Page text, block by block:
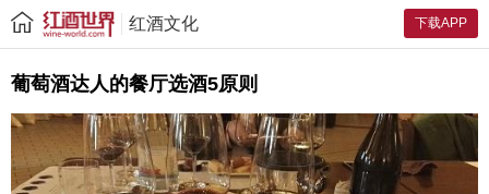
下载APP
红酒文化
葡萄酒达人的餐厅选酒5原则